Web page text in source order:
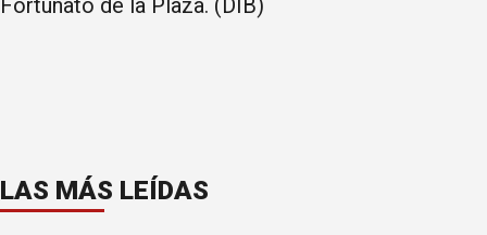
Fortunato de la Plaza. (DIB)
LAS MÁS LEÍDAS